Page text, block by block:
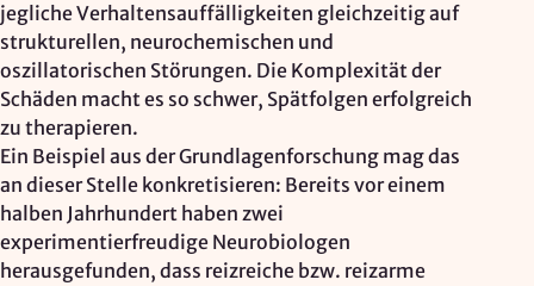
jegliche Verhaltensauffälligkeiten gleichzeitig auf
strukturellen, neurochemischen und
oszillatorischen Störungen. Die Komplexität der
Schäden macht es so schwer, Spätfolgen erfolgreich
zu therapieren.
Ein Beispiel aus der Grundlagenforschung mag das
an dieser Stelle konkretisieren: Bereits vor einem
halben Jahrhundert haben zwei
experimentierfreudige Neurobiologen
herausgefunden, dass reizreiche bzw. reizarme